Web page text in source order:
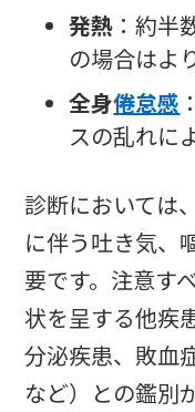
発熱 ：約半
の場合はよ
全身倦怠感
スの乱れに
診断においては
に伴う吐き気、
要です。注意す
状を呈する他疾
分泌疾患、敗血
など）との鑑別